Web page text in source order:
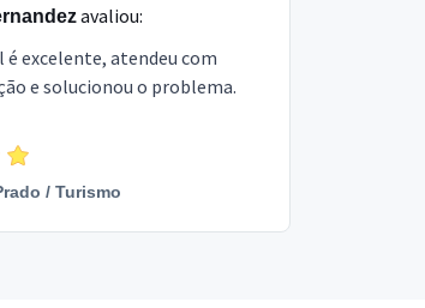
avaliou:
excelente, atendeu com
e solucionou o problema.
/ Turismo